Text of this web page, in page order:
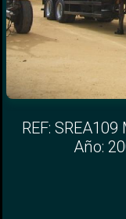
REF:
Año: